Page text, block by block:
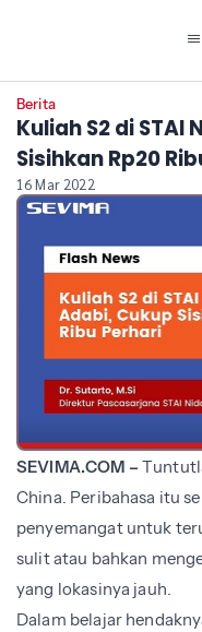
Berita
Kuliah S2 di STAI
Sisihkan Rp20
16 Mar 2022
SEVIMA.COM –
China. Peribahasa itu
penyemangat untuk
sulit atau bahkan
yang lokasinya jauh.
Dalam belajar